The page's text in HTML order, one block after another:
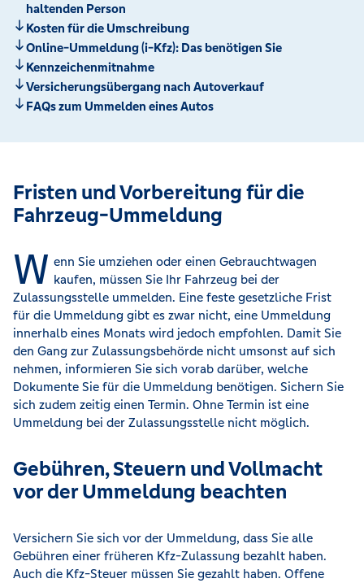
haltenden Person
Kosten für die Umschreibung
Online-Ummeldung (i-Kfz): Das benötigen Sie
Kennzeichenmitnahme
Versicherungsübergang nach Autoverkauf
FAQs zum Ummelden eines Autos
Fristen und Vorbereitung für die
Fahrzeug-Ummeldung
W enn Sie umziehen oder einen Gebrauchtwagen
kaufen, müssen Sie Ihr Fahrzeug bei der
Zulassungsstelle ummelden. Eine feste gesetzliche Frist
für die Ummeldung gibt es zwar nicht, eine Ummeldung
innerhalb eines Monats wird jedoch empfohlen. Damit Sie
den Gang zur Zulassungsbehörde nicht umsonst auf sich
nehmen, informieren Sie sich vorab darüber, welche
Dokumente Sie für die Ummeldung benötigen. Sichern Sie
sich zudem zeitig einen Termin. Ohne Termin ist eine
Ummeldung bei der Zulassungsstelle nicht möglich.
Gebühren, Steuern und Vollmacht
vor der Ummeldung beachten
Versichern Sie sich vor der Ummeldung, dass Sie alle
Gebühren einer früheren Kfz-Zulassung bezahlt haben.
Auch die Kfz-Steuer müssen Sie gezahlt haben. Offene